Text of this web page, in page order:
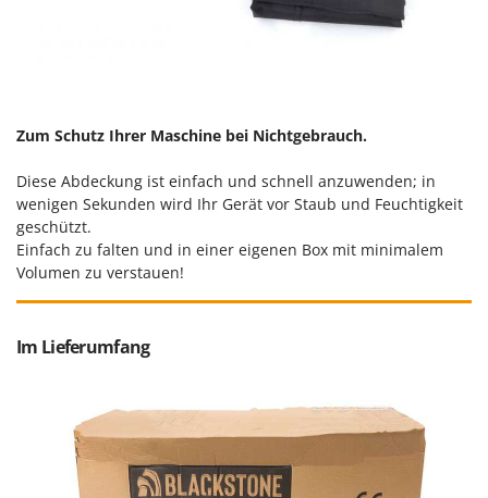
Master
McCulloch
MCH
Michelin
Mockmill
MOSA
MOVA
Mowox
Zum Schutz Ihrer Maschine bei Nichtgebrauch.
Diese Abdeckung ist einfach und schnell anzuwenden; in
wenigen Sekunden wird Ihr Gerät vor Staub und Feuchtigkeit
geschützt.
Einfach zu falten und in einer eigenen Box mit minimalem
Volumen zu verstauen!
Im Lieferumfang